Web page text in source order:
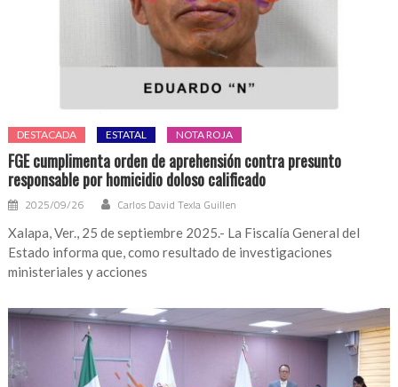
DESTACADA ESTATAL NOTA ROJA
FGE cumplimenta orden de aprehensión contra presunto
responsable por homicidio doloso calificado
2025/09/26 Carlos David Texla Guillen
Xalapa, Ver., 25 de septiembre 2025.- La Fiscalía General del
Estado informa que, como resultado de investigaciones
ministeriales y acciones